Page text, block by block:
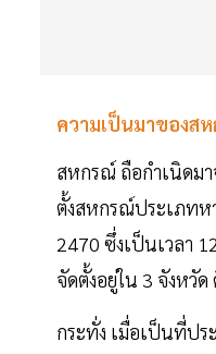
ความเป็นมาของส
สหกรณ์ ถือกำเนิดม
ตั้งสหกรณ์ประเภทห
2470 ซึ่งเป็นเวลา
จัดตั้งอยู่ใน 3 จังหวั
กระทั่ง เมื่อเป็นที่ป